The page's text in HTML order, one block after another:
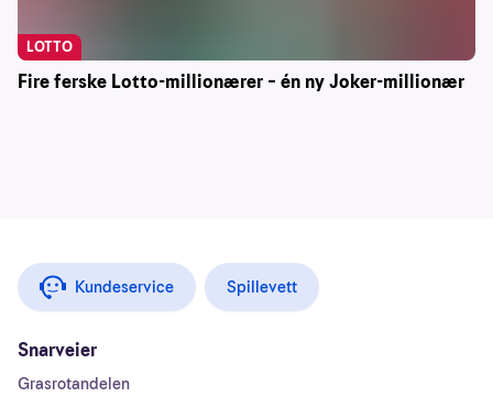
Fire ferske Lotto-millionærer – én ny Joker-millionær
LOTTO
Kundeservice Spillevett
Snarveier
Grasrotandelen